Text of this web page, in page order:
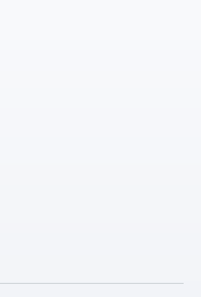
efficacité et
des performances